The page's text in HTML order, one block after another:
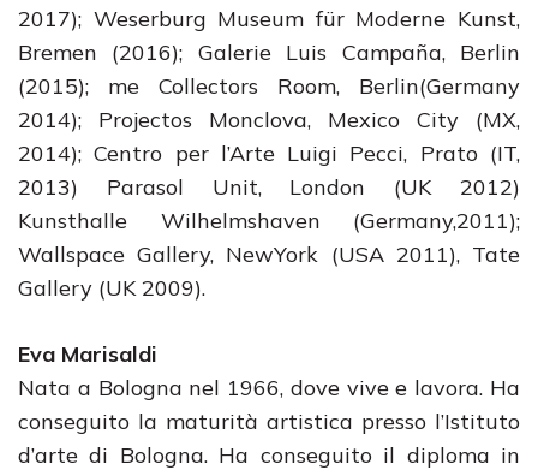
2017); Weserburg Museum für Moderne Kunst,
Bremen (2016); Galerie Luis Campaña, Berlin
(2015); me Collectors Room, Berlin(Germany
2014); Projectos Monclova, Mexico City (MX,
2014); Centro per l’Arte Luigi Pecci, Prato (IT,
2013) Parasol Unit, London (UK 2012)
Kunsthalle Wilhelmshaven (Germany,2011);
Wallspace Gallery, NewYork (USA 2011), Tate
Gallery (UK 2009).
Eva Marisaldi
Nata a Bologna nel 1966, dove vive e lavora. Ha
conseguito la maturità artistica presso l’Istituto
d’arte di Bologna. Ha conseguito il diploma in